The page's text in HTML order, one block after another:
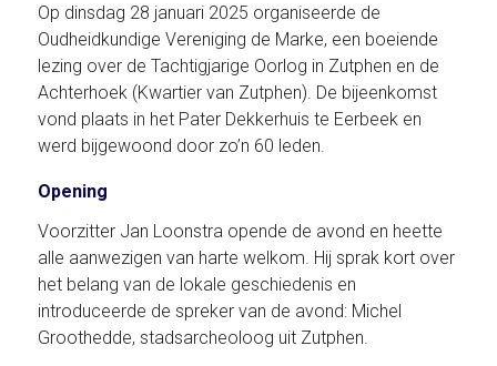
Op dinsdag 28 januari 2025 organiseerde de
Oudheidkundige Vereniging de Marke, een boeiende
lezing over de Tachtigjarige Oorlog in Zutphen en de
Achterhoek (Kwartier van Zutphen). De bijeenkomst
vond plaats in het Pater Dekkerhuis te Eerbeek en
werd bijgewoond door zo’n 60 leden.
Opening
Voorzitter Jan Loonstra opende de avond en heette
alle aanwezigen van harte welkom. Hij sprak kort over
het belang van de lokale geschiedenis en
introduceerde de spreker van de avond: Michel
Groothedde, stadsarcheoloog uit Zutphen.